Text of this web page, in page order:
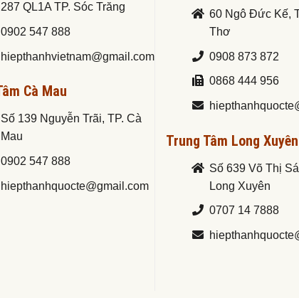
287 QL1A TP. Sóc Trăng
0902 547 888
hiepthanhvietnam@gmail.com
Cà Mau
Số 139 Nguyễn Trãi, TP. Cà
Mau
0902 547 888
hiepthanhquocte@gmail.com
60 Ngô Đức Kế,
Thơ
0908 873 872
0868 444 956
Trung Tâm Long Xuyên
Số 639 Võ Thị
Long Xuyên
0707 14 7888